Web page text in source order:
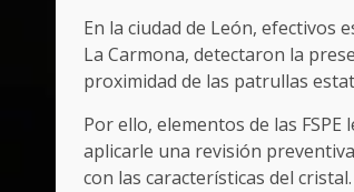
En la ciudad de León, efectivos
La Carmona, detectaron la
proximidad de las patrullas
Por ello, elementos de las
aplicarle una revisión
con las características del cristal.